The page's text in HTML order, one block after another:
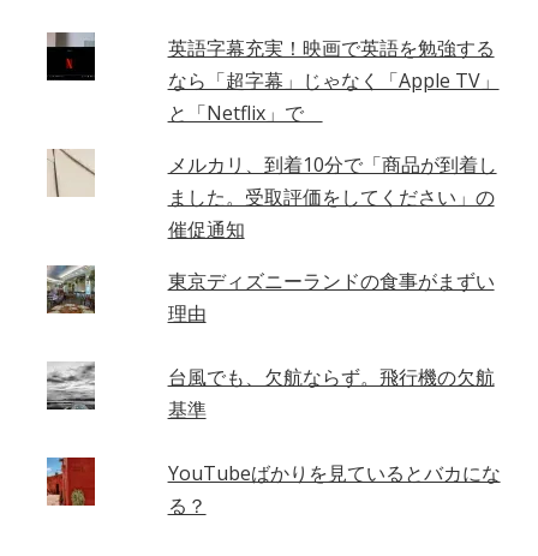
英語字幕充実！映画で英語を勉強する
なら「超字幕」じゃなく「Apple TV」
と「Netflix」で
メルカリ、到着10分で「商品が到着し
ました。受取評価をしてください」の
催促通知
東京ディズニーランドの食事がまずい
理由
台風でも、欠航ならず。飛行機の欠航
基準
YouTubeばかりを見ているとバカにな
る？